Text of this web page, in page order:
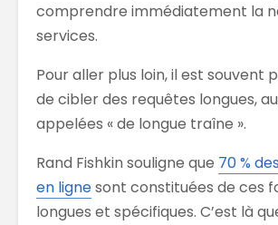
comprendre immédiatement la
services.
Pour aller plus loin, il est souvent
de cibler des requêtes longues,
appelées « de longue traîne ».
Rand Fishkin souligne que 70 %
en lignesont constituées de ces
longues et spécifiques. C’est là